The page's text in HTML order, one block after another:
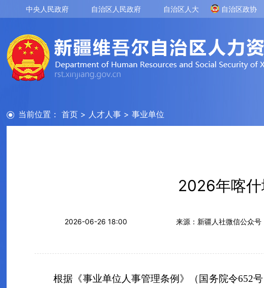
中央人民政府 自治区人民政府 自治区人大 自治区政协
当前位置： 首页 > 人才人事 > 事业单位
2026年喀
2026-06-26 18:00 来源：新疆人社微信公众号
根据《事业单位人事管理条例》 （ 国务院令652号